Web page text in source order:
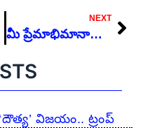
NEXT
మీ ప్రేమాభిమానాలు వెయ్యి బంగారు పతకాల కంటే ఎక్కువ Next
విజయం.. ట్రంప్